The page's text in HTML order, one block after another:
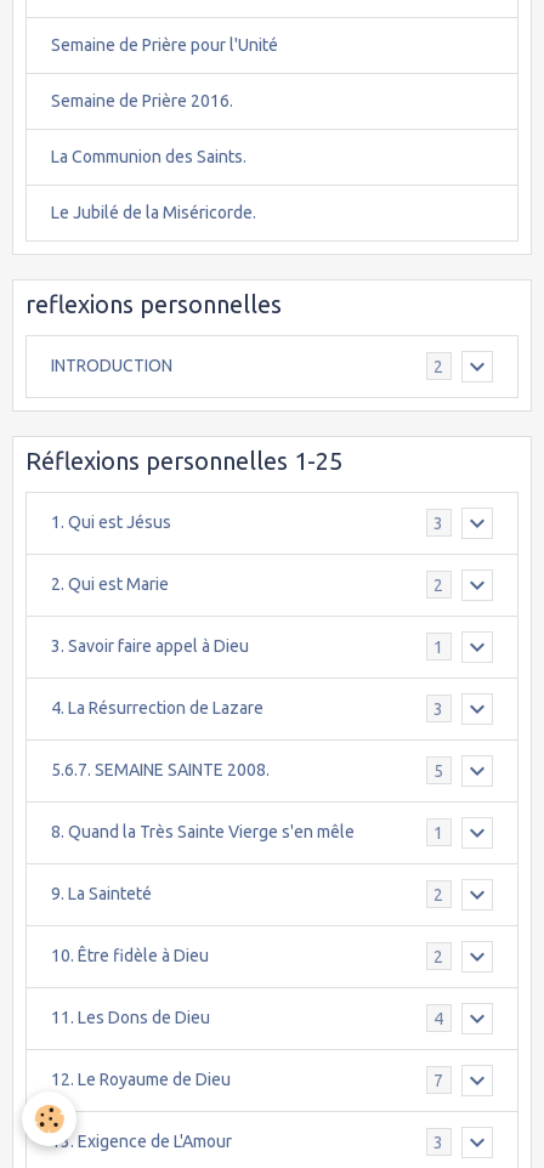
Semaine de Prière pour l'Unité
Semaine de Prière 2016.
La Communion des Saints.
Le Jubilé de la Miséricorde.
reflexions personnelles
INTRODUCTION 2
Réflexions personnelles 1-25
1. Qui est Jésus 3
2. Qui est Marie 2
3. Savoir faire appel à Dieu 1
4. La Résurrection de Lazare 3
5.6.7. SEMAINE SAINTE 2008. 5
8. Quand la Très Sainte Vierge s'en mêle 1
9. La Sainteté 2
10. Être fidèle à Dieu 2
11. Les Dons de Dieu 4
12. Le Royaume de Dieu 7
13. Exigence de L'Amour 3